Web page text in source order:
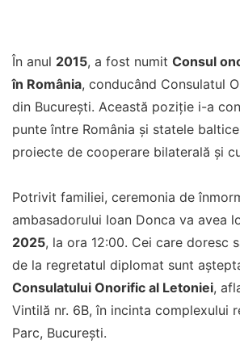
În anul 2015, a fost numit Consul
în România, conducând Consulatul
din București. Această poziție i-a
punte între România și statele
proiecte de cooperare bilaterală și
Potrivit familiei, ceremonia de
ambasadorului Ioan Donca va avea
2025, la ora 12:00. Cei care doresc
de la regretatul diplomat sunt
Consulatului Onorific al Letoniei,
Vintilă nr. 6B, în incinta complexului
Parc, București.